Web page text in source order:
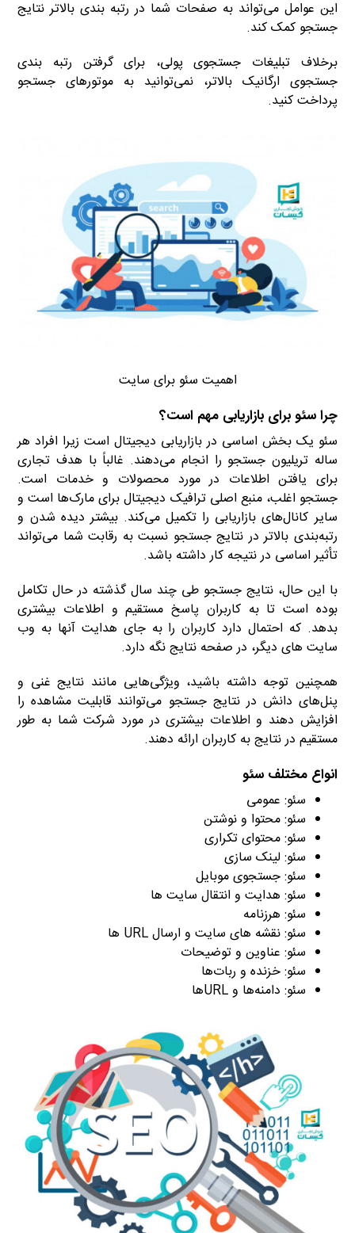
این عوامل می‌تواند به صفحات شما در رتبه بندی بالاتر نتایج
جستجو کمک کند.
برخلاف تبلیغات جستجوی پولی، برای گرفتن رتبه بندی
جستجوی ارگانیک بالاتر، نمی‌توانید به موتورهای جستجو
پرداخت کنید.
اهمیت سئو برای سایت
چرا سئو برای بازاریابی مهم است؟
سئو یک بخش اساسی در بازاریابی دیجیتال است زیرا افراد هر
ساله تریلیون جستجو را انجام می‌دهند. غالباً با هدف تجاری
برای یافتن اطلاعات در مورد محصولات و خدمات است.
جستجو اغلب، منبع اصلی ترافیک دیجیتال برای مارک‌ها است و
سایر کانال‌های بازاریابی را تکمیل می‌کند. بیشتر دیده شدن و
رتبه‌بندی بالاتر در نتایج جستجو نسبت به رقابت شما می‌تواند
تأثیر اساسی در نتیجه کار داشته باشد.
با این حال، نتایج جستجو طی چند سال گذشته در حال تکامل
بوده است تا به کاربران پاسخ مستقیم و اطلاعات بیشتری
بدهد. که احتمال دارد کاربران را به جای هدایت آنها به وب
سایت های دیگر، در صفحه نتایج نگه دارد.
همچنین توجه داشته باشید، ویژگی‌هایی مانند نتایج غنی و
پنل‌های دانش در نتایج جستجو می‌توانند قابلیت مشاهده را
افزایش دهند و اطلاعات بیشتری در مورد شرکت شما به طور
مستقیم در نتایج به کاربران ارائه دهند.
انواع مختلف سئو
سئو: عمومی
سئو: محتوا و نوشتن
سئو: محتوای تکراری
سئو: لینک سازی
سئو: جستجوی موبایل
سئو: هدایت و انتقال سایت ها
سئو: هرزنامه
سئو: نقشه های سایت و ارسال URL ها
سئو: عناوین و توضیحات
سئو: خزنده و ربات‌ها
سئو: دامنه‌ها و URL‌ها